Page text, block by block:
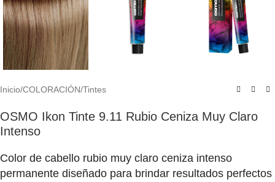
Inicio/COLORACIÓN/Tintes
OSMO Ikon Tinte 9.11 Rubio Ceniza Muy Claro
Intenso
Color de cabello rubio muy claro ceniza intenso
permanente diseñado para brindar resultados perfectos